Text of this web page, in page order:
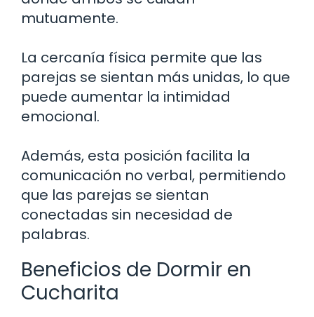
mutuamente.
La cercanía física permite que las
parejas se sientan más unidas, lo que
puede aumentar la intimidad
emocional.
Además, esta posición facilita la
comunicación no verbal, permitiendo
que las parejas se sientan
conectadas sin necesidad de
palabras.
Beneficios de Dormir en
Cucharita